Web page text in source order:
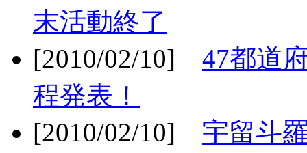
末活動終了
[2010/02/10] 47都道
程発表！
[2010/02/10] 宇留斗